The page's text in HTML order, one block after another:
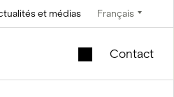
et médias Français
Offres spéciales Contact